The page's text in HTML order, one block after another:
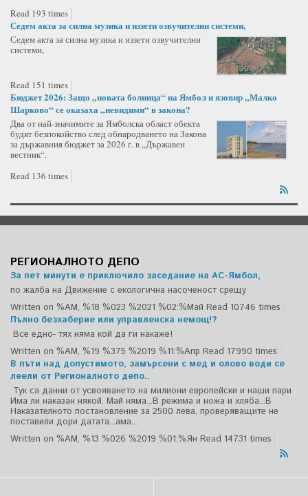
Read 193 times
Седем акта за силна музика и иззети озвучителни системи,
Седем акта за силна музика и иззети озвучителни
системи,
Read 151 times
Бюджет 2026: Защо „новата болница“ на Ямбол и язовир „Малко
Шарково“ се оказаха „невидими“ в закона?
Два от най-значимите за Ямболска област обекта
будят безпокойство след обнародването на Закона
за държавния бюджет за 2026 г. в „Държавен
вестник“.
Read 136 times
РЕГИОНАЛНОТО ДЕПО
За пет минути е приключило заседание на АС-Ямбол,
по жалба на Движение с екологична насоченост срещу
Written on %AM, %18 %023 %2021 %02:%Май Read 10746 times
Пълно безхаберие или управленска немощ!?
Все едно- тях няма кой да ги накаже!
Written on %AM, %19 %375 %2019 %11:%Апр Read 17990 times
В пъти над допустимото, замърсени с мед и олово води се
леели от Регионалното депо..
Тук са данни от усвояването на милиони европейски и наши пари
Има ли наказан някой. Май няма...В режима и ножа и хляба...В
Наказателното постановление за 2500 лева, проверяващите не
поставили дори датата...ама...
Written on %AM, %13 %026 %2019 %01:%Ян Read 14731 times